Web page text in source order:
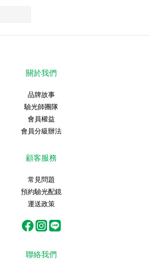
關於我們
品牌故事
驗光師團隊
會員權益
會員分級辦法
顧客服務
常見問題
預約驗光配鏡
運送政策
聯絡我們